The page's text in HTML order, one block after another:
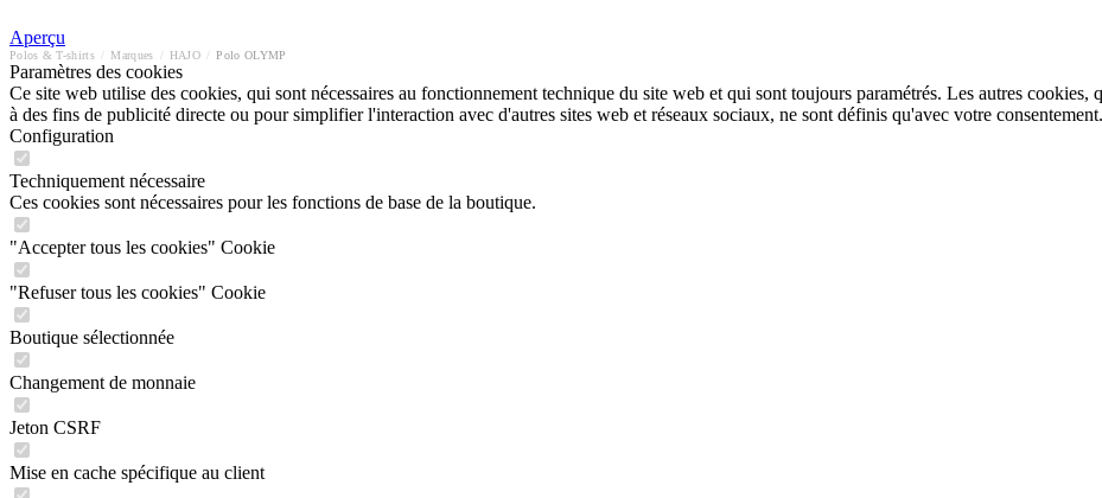
Aperçu
Polos & T-shirts Marques HAJO Polo OLYMP
Paramètres des cookies
Ce site web utilise des cookies, qui sont nécessaires au fonctionnement technique du site web et qui sont toujours paramétrés. Les autres
à des fins de publicité directe ou pour simplifier l'interaction avec d'autres sites web et réseaux sociaux, ne sont définis qu'avec votre consentement.
Configuration
Techniquement nécessaire
Ces cookies sont nécessaires pour les fonctions de base de la boutique.
"Accepter tous les cookies" Cookie
"Refuser tous les cookies" Cookie
Boutique sélectionnée
Changement de monnaie
Jeton CSRF
Mise en cache spécifique au client